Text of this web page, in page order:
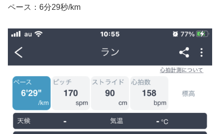
ペース：6分29秒/km